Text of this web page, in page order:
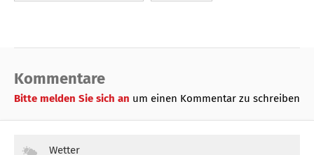
Kommentare
Bitte melden Sie sich an um einen Kommentar zu schreiben
Wetter